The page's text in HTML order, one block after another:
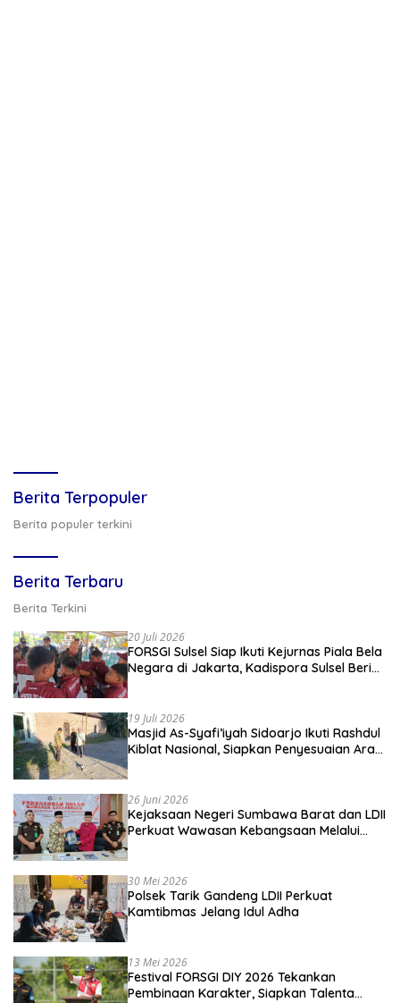
Berita Terpopuler
Berita populer terkini
Berita Terbaru
Berita Terkini
20 Juli 2026
FORSGI Sulsel Siap Ikuti Kejurnas Piala Bela
Negara di Jakarta, Kadispora Sulsel Beri
19 Juli 2026
Masjid As-Syafi’iyah Sidoarjo Ikuti Rashdul
Kiblat Nasional, Siapkan Penyesuaian Arah
26 Juni 2026
Kejaksaan Negeri Sumbawa Barat dan LDII
Perkuat Wawasan Kebangsaan Melalui
30 Mei 2026
Polsek Tarik Gandeng LDII Perkuat
Kamtibmas Jelang Idul Adha
13 Mei 2026
Festival FORSGI DIY 2026 Tekankan
Pembinaan Karakter, Siapkan Talenta